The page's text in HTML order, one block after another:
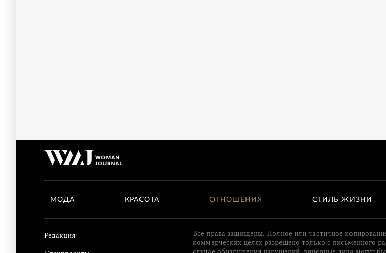
МОДА КРАСОТА ОТНОШЕНИЯ СТИЛЬ ЖИЗНИ
Редакция
Все права защищены. Полное или частичное
коммерческих целях разрешено только с письменного